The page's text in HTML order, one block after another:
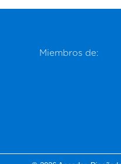
Miembros de: